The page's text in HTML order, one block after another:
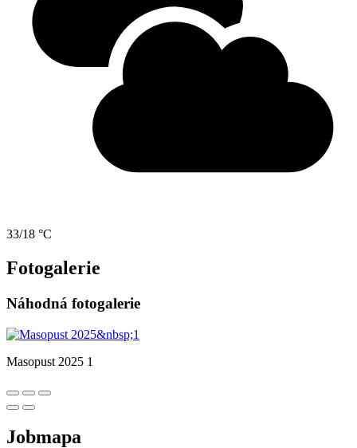
33/18 °C
Fotogalerie
Náhodná fotogalerie
Masopust 2025 1
Jobmapa